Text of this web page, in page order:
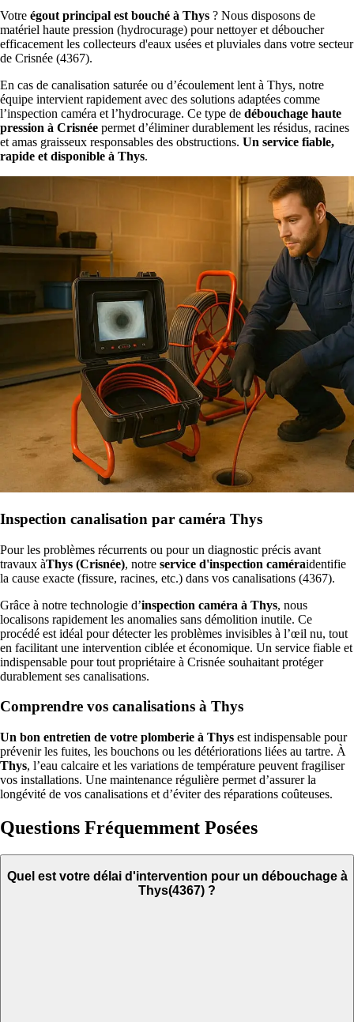
Votre égout principal est bouché à Thys ? Nous disposons de
matériel haute pression (hydrocurage) pour nettoyer et déboucher
efficacement les collecteurs d'eaux usées et pluviales dans votre secteur
de Crisnée (4367).
En cas de canalisation saturée ou d’écoulement lent à Thys, notre
équipe intervient rapidement avec des solutions adaptées comme
l’inspection caméra et l’hydrocurage. Ce type de débouchage haute
pression à Crisnée permet d’éliminer durablement les résidus, racines
et amas graisseux responsables des obstructions. Un service fiable,
rapide et disponible à Thys.
Inspection canalisation par caméra Thys
Pour les problèmes récurrents ou pour un diagnostic précis avant
travaux àThys (Crisnée), notre service d'inspection caméraidentifie
la cause exacte (fissure, racines, etc.) dans vos canalisations (4367).
Grâce à notre technologie d’inspection caméra à Thys, nous
localisons rapidement les anomalies sans démolition inutile. Ce
procédé est idéal pour détecter les problèmes invisibles à l’œil nu, tout
en facilitant une intervention ciblée et économique. Un service fiable et
indispensable pour tout propriétaire à Crisnée souhaitant protéger
durablement ses canalisations.
Comprendre vos canalisations à Thys
Un bon entretien de votre plomberie à Thys est indispensable pour
prévenir les fuites, les bouchons ou les détériorations liées au tartre. À
Thys, l’eau calcaire et les variations de température peuvent fragiliser
vos installations. Une maintenance régulière permet d’assurer la
longévité de vos canalisations et d’éviter des réparations coûteuses.
Questions Fréquemment Posées
Quel est votre délai d'intervention pour un débouchage à
Thys(4367) ?